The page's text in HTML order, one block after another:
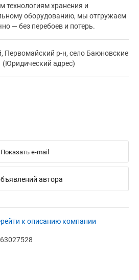
технологиям хранения и
оборудованию, мы отгружаем
— без перебоев и потерь.
Первомайский р-н, село Баюновские
(Юридический адрес)
Показать e-mail
автора
к описанию компании